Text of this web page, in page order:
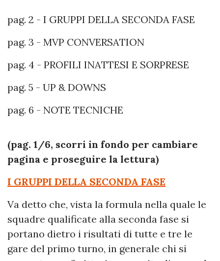
pag. 2 - I GRUPPI DELLA SECONDA FASE
pag. 3 - MVP CONVERSATION
pag. 4 - PROFILI INATTESI E SORPRESE
pag. 5 - UP & DOWNS
pag. 6 - NOTE TECNICHE
(pag. 1/6, scorri in fondo per cambiare
pagina e proseguire la lettura)
I GRUPPI DELLA SECONDA FASE
Va detto che, vista la formula nella quale le
squadre qualificate alla seconda fase si
portano dietro i risultati di tutte e tre le
gare del primo turno, in generale chi si